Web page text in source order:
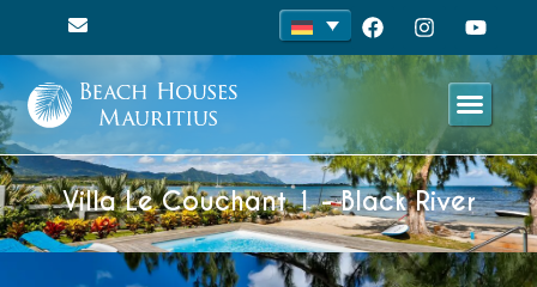
Villa Le Couchant 1 - Black River